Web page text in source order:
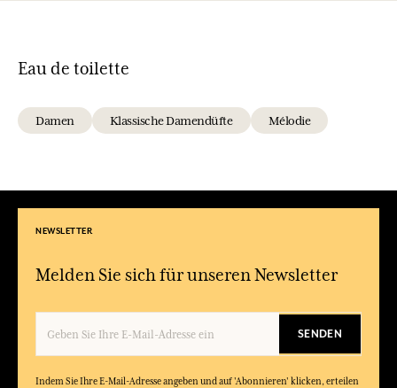
Eau de toilette
Damen Klassische Damendüfte Mélodie
NEWSLETTER
Melden Sie sich für unseren Newsletter
SENDEN
Indem Sie Ihre E-Mail-Adresse angeben und auf 'Abonnieren' klicken, erteilen